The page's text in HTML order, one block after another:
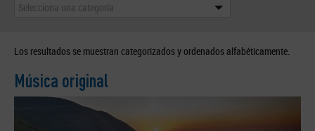
Selecciona una categoría
Los resultados se muestran categorizados y ordenados alfabéticamente.
Música original